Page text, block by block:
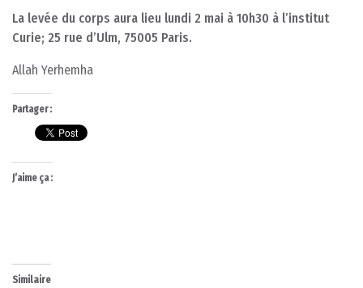
La levée du corps aura lieu lundi 2 mai à 10h30 à l’institut
Curie; 25 rue d’Ulm, 75005 Paris.
Allah Yerhemha
Partager :
J’aime ça :
Similaire